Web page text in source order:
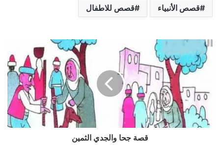
قصص الأنبياء قصص للاطفال
قصة جحا والجدي الثمين